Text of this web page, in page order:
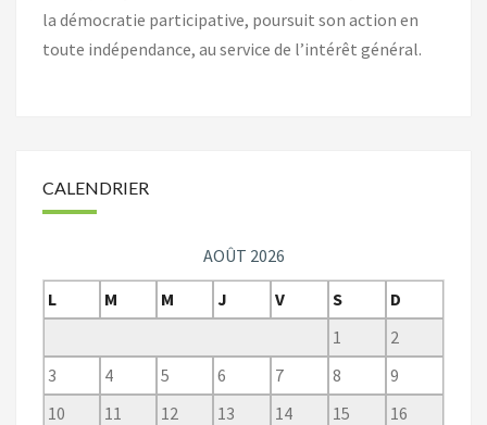
la démocratie participative, poursuit son action en
toute indépendance, au service de l’intérêt général.
CALENDRIER
AOÛT 2026
L
M M J V S
D
1
2
3
4 5 6 7 8
9
10
11 12 13 14 15
16